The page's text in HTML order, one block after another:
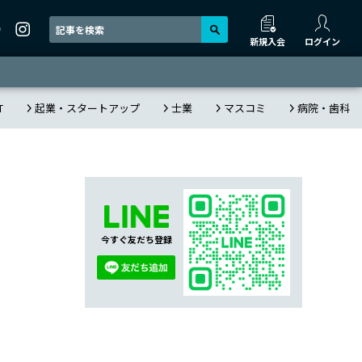
新規入会 ログイン
起業・スタートアップ 士業 マスコミ 病院・歯科
今すぐ友だち登録